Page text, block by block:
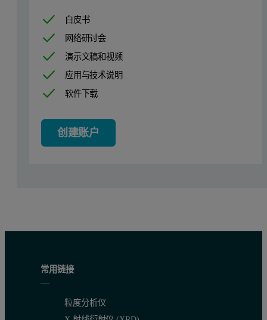
白皮书
网络研讨会
演示文稿和视频
应用与技术说明
软件下载
创建账户
常用链接
粒度分析仪